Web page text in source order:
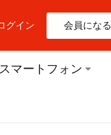
グイン 会員になる
スマートフォン